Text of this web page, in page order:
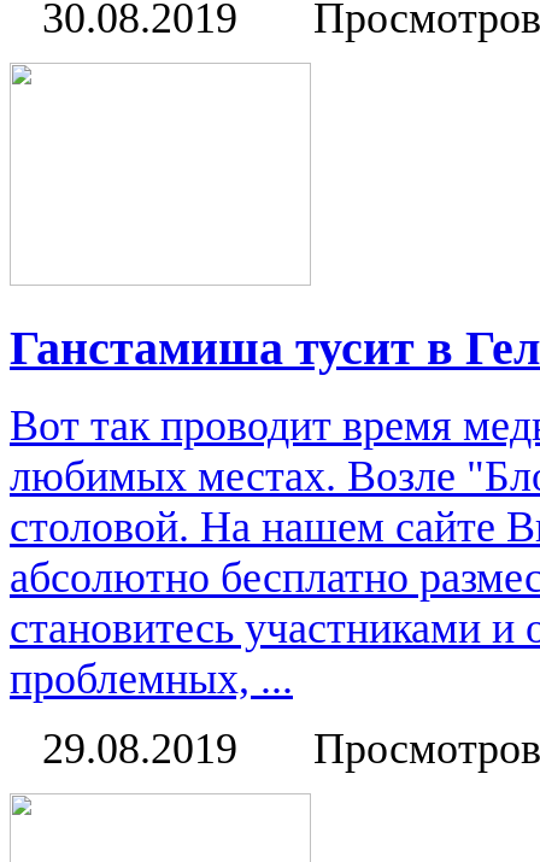
30.08.2019
Ганстамиша тусит в
Вот так проводит время
любимых местах. Возле
столовой. На нашем сайте
абсолютно бесплатно
становитесь участниками
проблемных, ...
29.08.2019